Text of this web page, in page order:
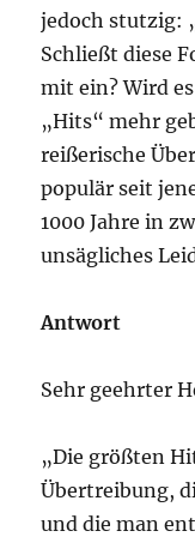
jedoch stutzig:
Schließt diese
mit ein? Wird
„Hits“ mehr
reißerische
populär seit
1000 Jahre in
unsägliches
Antwort
Sehr geehrter
„Die größten
Übertreibung,
und die man